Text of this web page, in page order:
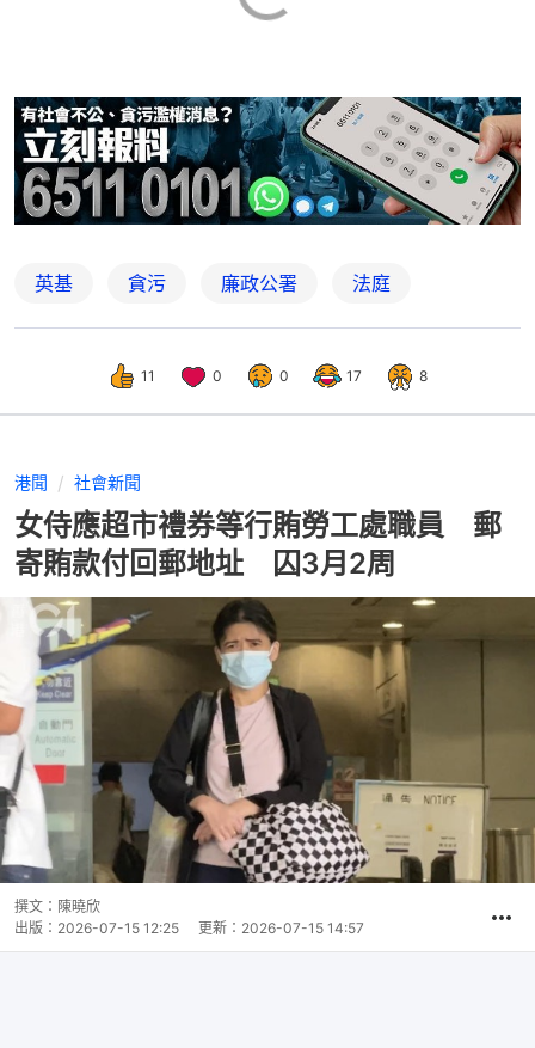
英基 貪污 廉政公署 法庭
11 0 0 17 8
港聞 社會新聞
女侍應超市禮券等行賄勞工處職員 郵
寄賄款付回郵地址 囚3月2周
撰文： 陳曉欣
出版： 2026-07-15 12:25 更新： 2026-07-15 14:57